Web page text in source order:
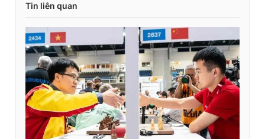
Tin liên quan